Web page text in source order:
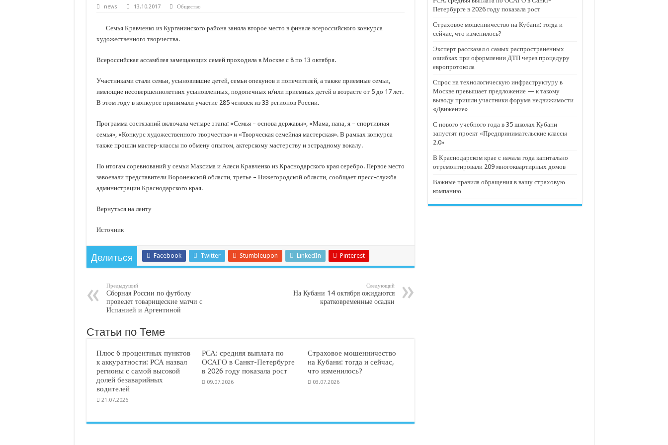
С нового учебного года в 35 школах Кубани запустят проект «Предпринимательские классы 2.0»
news 13.10.2017 Общество
Семья Кравченко из Курганинского района заняла второе место в финале всероссийского конкурса
художественного творчества.
Всероссийская ассамблея замещающих семей проходила в Москве с 8 по 13 октября.
Участниками стали семьи, усыновившие детей, семьи опекунов и попечителей, а также приемные семьи,
имеющие несовершеннолетних усыновленных, подопечных и/или приемных детей в возрасте от 5 до 17 лет.
В этом году в конкурсе принимали участие 285 человек из 33 регионов России.
Программа состязаний включала четыре этапа: «Семья – основа державы», «Мама, папа, я – спортивная
семья», «Конкурс художественного творчества» и «Творческая семейная мастерская». В рамках конкурса
также прошли мастер-классы по обмену опытом, актерскому мастерству и эстрадному вокалу.
По итогам соревнований у семьи Максима и Алеси Кравченко из Краснодарского края серебро. Первое место
завоевали представители Воронежской области, третье – Нижегородской области, сообщает пресс-служба
администрации Краснодарского края.
Вернуться на ленту
Источник
Делиться Facebook Twitter Stumbleupon LinkedIn Pinterest
Предыдущий
Сборная России по футболу
проведет товарищеские матчи с
Испанией и Аргентиной
Следующий
На Кубани 14 октября ожидаются
кратковременные осадки
Статьи по Теме
Плюс 6 процентных пунктов
к аккуратности: РСА назвал
регионы с самой высокой
долей безаварийных
водителей
21.07.2026
РСА: средняя выплата по
ОСАГО в Санкт-Петербурге
в 2026 году показала рост
09.07.2026
Страховое мошенничество
на Кубани: тогда и сейчас,
что изменилось?
03.07.2026
Петербурге в 2026 году показала рост
Страховое мошенничество на Кубани: тогда и
сейчас, что изменилось?
Эксперт рассказал о самых распространенных
ошибках при оформлении ДТП через процедуру
европротокола
Спрос на технологическую инфраструктуру в
Москве превышает предложение — к такому
выводу пришли участники форума недвижимости
«Движение»
С нового учебного года в 35 школах Кубани
запустят проект «Предпринимательские классы
2.0»
В Краснодарском крае с начала года капитально
отремонтировали 209 многоквартирных домов
Важные правила обращения в вашу страховую
компанию